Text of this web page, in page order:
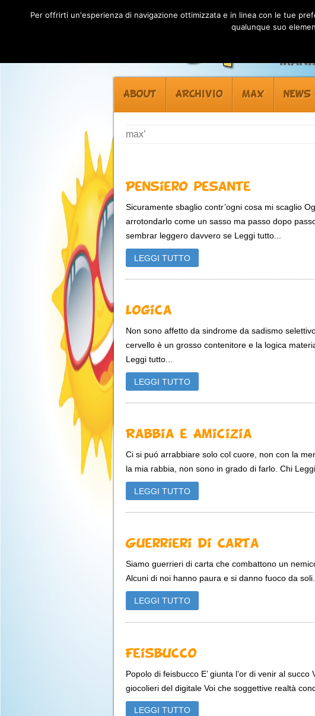
ABOUT ARCHIVIO MAX NEWS
max’
Pensiero pesante
Sicuramente sbaglio contr’ogni cosa mi scaglio
arrotondarlo come un sasso ma passo dopo
sembrar leggero davvero se Leggi tutto...
LEGGI TUTTO
Logica
Non sono affetto da sindrome da sadismo
cervello è un grosso contenitore e la logica
Leggi tutto...
LEGGI TUTTO
Rabbia e Amicizia
Ci si puó arrabbiare solo col cuore, non con la
la mia rabbia, non sono in grado di farlo. Chi
LEGGI TUTTO
Guerrieri di Carta
Siamo guerrieri di carta che combattono un
Alcuni di noi hanno paura e si danno fuoco da
LEGGI TUTTO
Feisbucco
Popolo di feisbucco E’ giunta l’or di venir al succo
giocolieri del digitale Voi che soggettive realtà
LEGGI TUTTO
Per offrirti un'esperienza di navigazione ottimizzata e in linea con le tue
qualunque suo